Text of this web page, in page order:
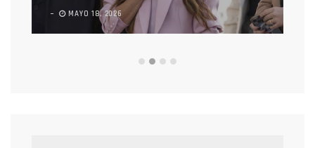
MAYO 18, 2026